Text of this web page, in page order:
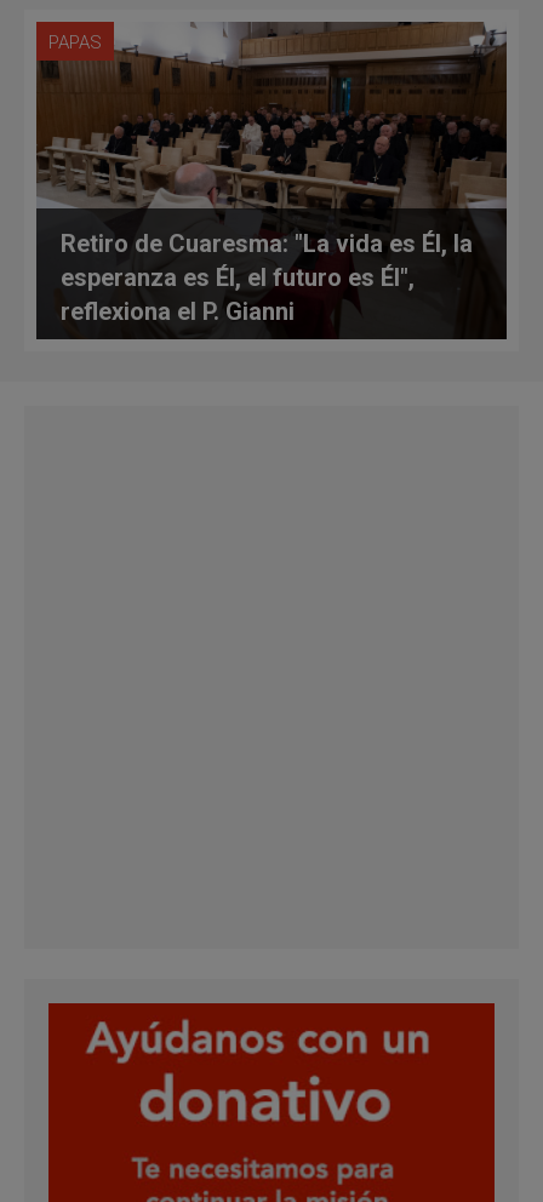
PAPAS
Retiro de Cuaresma: "La vida es Él, la
esperanza es Él, el futuro es Él",
reflexiona el P. Gianni